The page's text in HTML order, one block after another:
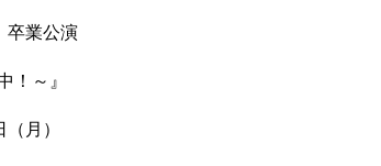
業公演
！～』
月）